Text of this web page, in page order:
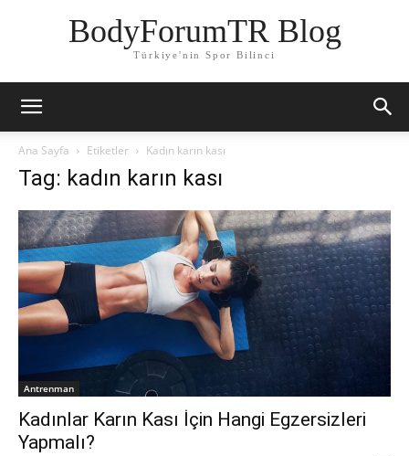
BodyForumTR Blog
Türkiye'nin Spor Bilinci
Ana Sayfa Etiketler Kadın karın kası
Tag: kadın karın kası
Antrenman
Kadınlar Karın Kası İçin Hangi Egzersizleri
Yapmalı?